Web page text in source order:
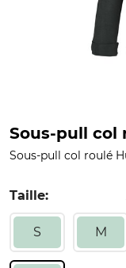
Sous-pull col
Sous-pull col roulé
Taille:
S M